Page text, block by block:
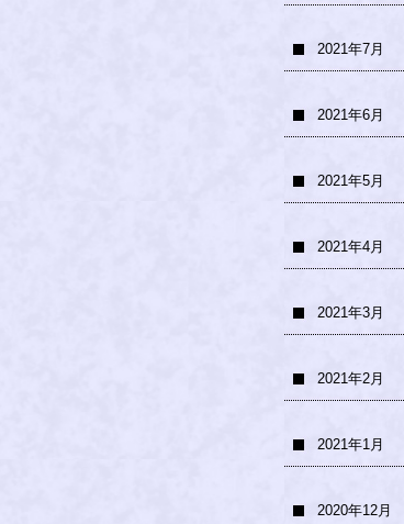
2021年7月
2021年6月
2021年5月
2021年4月
2021年3月
2021年2月
2021年1月
2020年12月